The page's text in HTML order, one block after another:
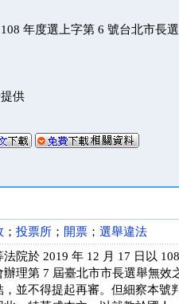
年度選上字第 6 號台北市長
供
； 投票所 ； 開票 ； 選舉違法
法院於 2019 年 12 月 17 日以
辦理第 7 屆臺北市市長選舉無效
，並不得提起再審。但細察本